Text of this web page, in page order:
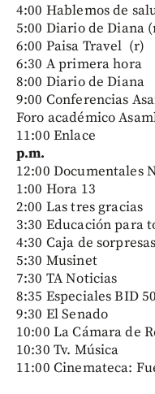
4:00 Hablemos de
5:00 Diario de Diana
6:00 Paisa Travel (r)
6:30 A primera hora
8:00 Diario de Diana
9:00 Conferencias
Foro académico
11:00 Enlace
p.m.
12:00 Documentales
1:00 Hora 13
2:00 Las tres gracias
3:30 Educación para
4:30 Caja de sorpresas
5:30 Musinet
7:30 TA Noticias
8:35 Especiales BID
9:30 El Senado
10:00 La Cámara de
10:30 Tv. Música
11:00 Cinemateca: